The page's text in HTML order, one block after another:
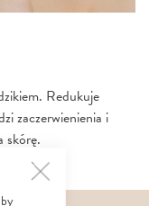
Redukuje
zaczerwienienia i
skórę.